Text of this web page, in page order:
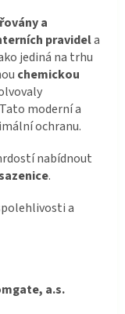
a
pravidela
jediná na trhu
chemickou
moderní a
ochranu.
nabídnout
.
a
a.s.